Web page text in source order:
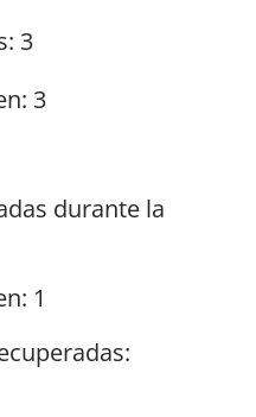
3
3
durante la
1